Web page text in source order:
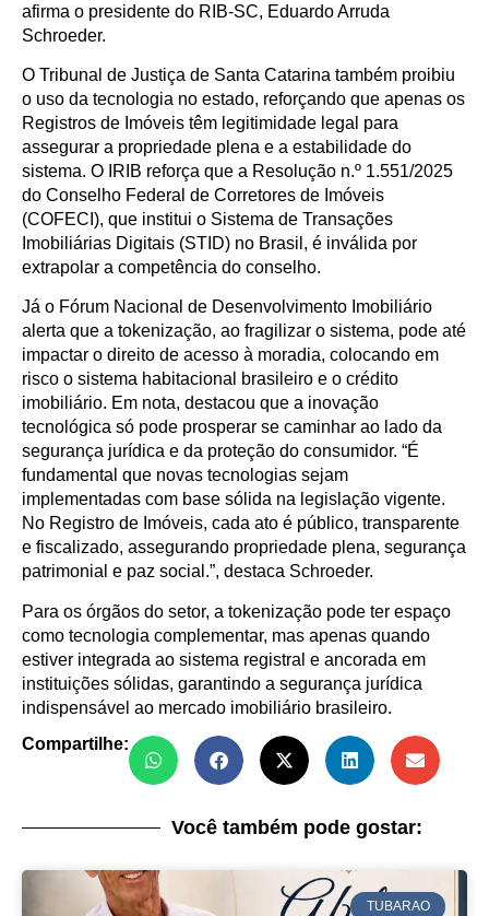
afirma o presidente do RIB-SC, Eduardo Arruda
Schroeder.
O Tribunal de Justiça de Santa Catarina também proibiu
o uso da tecnologia no estado, reforçando que apenas os
Registros de Imóveis têm legitimidade legal para
assegurar a propriedade plena e a estabilidade do
sistema. O IRIB reforça que a Resolução n.º 1.551/2025
do Conselho Federal de Corretores de Imóveis
(COFECI), que institui o Sistema de Transações
Imobiliárias Digitais (STID) no Brasil, é inválida por
extrapolar a competência do conselho.
Já o Fórum Nacional de Desenvolvimento Imobiliário
alerta que a tokenização, ao fragilizar o sistema, pode até
impactar o direito de acesso à moradia, colocando em
risco o sistema habitacional brasileiro e o crédito
imobiliário. Em nota, destacou que a inovação
tecnológica só pode prosperar se caminhar ao lado da
segurança jurídica e da proteção do consumidor. “É
fundamental que novas tecnologias sejam
implementadas com base sólida na legislação vigente.
No Registro de Imóveis, cada ato é público, transparente
e fiscalizado, assegurando propriedade plena, segurança
patrimonial e paz social.”, destaca Schroeder.
Para os órgãos do setor, a tokenização pode ter espaço
como tecnologia complementar, mas apenas quando
estiver integrada ao sistema registral e ancorada em
instituições sólidas, garantindo a segurança jurídica
indispensável ao mercado imobiliário brasileiro.
Compartilhe:
Você também pode gostar:
TUBARAO